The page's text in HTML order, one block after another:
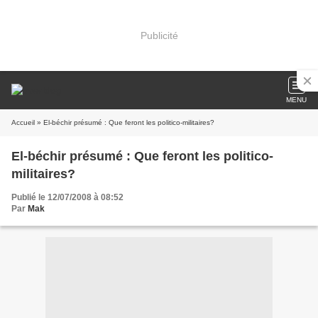
Publicité
MENU
Accueil » El-béchir présumé : Que feront les politico-militaires?
El-béchir présumé : Que feront les politico-
militaires?
Publié le 12/07/2008 à 08:52
Par Mak